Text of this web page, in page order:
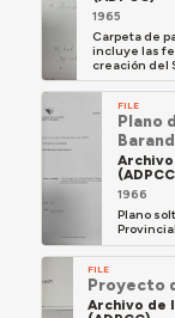
1965
Carpeta de
incluye las
creación del
FILE
Plano
1966
Plano
FILE
Proyecto
Archivo de